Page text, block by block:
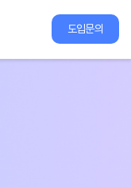
도입문의